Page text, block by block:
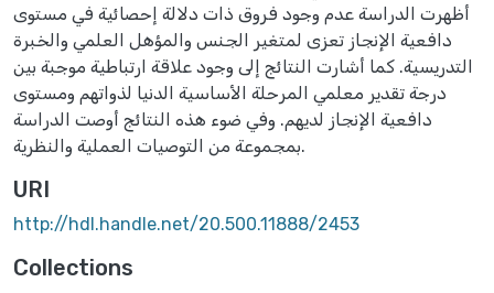
أظهرت الدراسة عدم وجود فروق ذات دلالة إحصائية في مستوى
دافعية الإنجاز تعزى لمتغير الجنس والمؤهل العلمي والخبرة
التدريسية. كما أشارت النتائج إلى وجود علاقة ارتباطية موجبة بين
درجة تقدير معلمي المرحلة الأساسية الدنيا لذواتهم ومستوى
دافعية الإنجاز لديهم. وفي ضوء هذه النتائج أوصت الدراسة
بمجموعة من التوصيات العملية والنظرية.
URI
http://hdl.handle.net/20.500.11888/2453
Collections